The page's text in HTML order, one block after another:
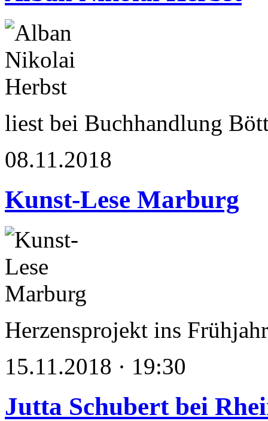
liest bei Buchhandlung
08.11.2018
Kunst-Lese Marburg
Herzensprojekt ins
15.11.2018 · 19:30
Jutta Schubert bei